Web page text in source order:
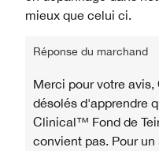
mieux que celui ci.
Réponse du marchand
Merci pour votre
désolés d'apprendre
Clinical™ Fond de
convient pas. Pour